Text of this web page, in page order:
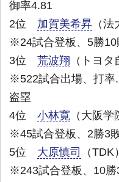
御率4.81
2位 加賀美希昇 （法
※24試合登板、5勝10
3位 荒波翔 （トヨタ
※522試合出場、打率
盗塁
4位 小林寛 （大阪学
※45試合登板、2勝3
5位 大原慎司
（TDK）
※243試合登板、10勝